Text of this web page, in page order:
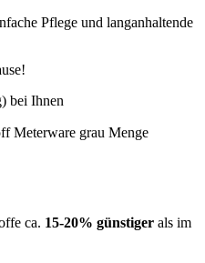
Pflege und langanhaltende
bei Ihnen
Meterware grau Menge
ca. 15-20% günstiger als im